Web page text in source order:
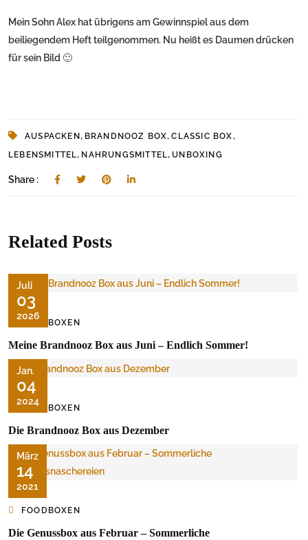
Mein Sohn Alex hat übrigens am Gewinnspiel aus dem
beiliegendem Heft teilgenommen. Nu heißt es Daumen drücken
für sein Bild 🙂
AUSPACKEN, BRANDNOOZ BOX,CLASSIC BOX,
LEBENSMITTEL, NAHRUNGSMITTEL,UNBOXING
Share :
Related Posts
Juli
03
2026
FOODBOXEN
Meine Brandnooz Box aus Juni – Endlich Sommer!
Jan.
04
2024
FOODBOXEN
Die Brandnooz Box aus Dezember
März
14
2021
FOODBOXEN
Die Genussbox aus Februar – Sommerliche